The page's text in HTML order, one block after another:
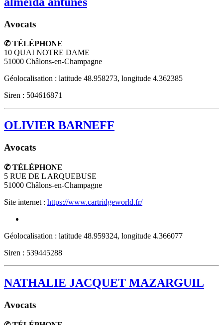
Avocats
✆ TÉLÉPHONE
10 QUAI NOTRE DAME
51000 Châlons-en-Champagne
Géolocalisation : latitude 48.958273, longitude 4.362385
Siren : 504616871
OLIVIER BARNEFF
Avocats
✆ TÉLÉPHONE
5 RUE DE L ARQUEBUSE
51000 Châlons-en-Champagne
Site internet : https://www.cartridgeworld.fr/
Géolocalisation : latitude 48.959324, longitude 4.366077
Siren : 539445288
NATHALIE JACQUET MAZARGUIL
Avocats